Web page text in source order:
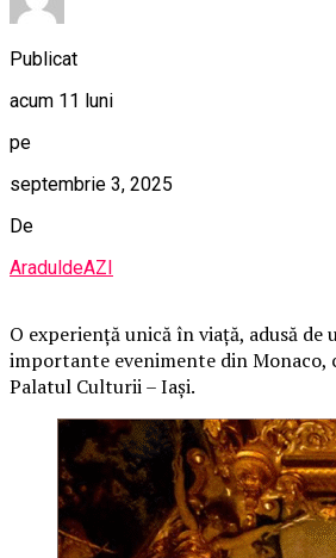
Publicat
acum 11 luni
pe
septembrie 3, 2025
De
AraduldeAZI
O experiență unică în viață, adusă
importante evenimente din Monaco,
Palatul Culturii – Iași.